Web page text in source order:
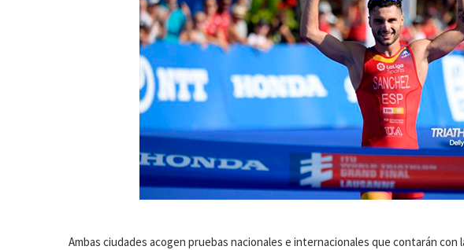
Ambas ciudades acogen pruebas nacionales e internacionales que contarán